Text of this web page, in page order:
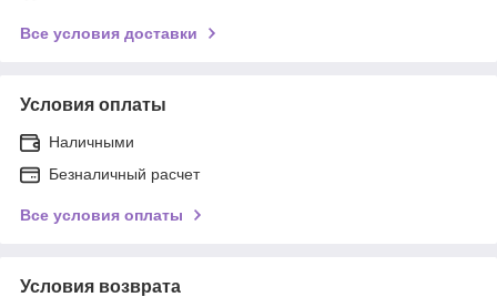
Все условия доставки
Условия оплаты
Наличными
Безналичный расчет
Все условия оплаты
Условия возврата